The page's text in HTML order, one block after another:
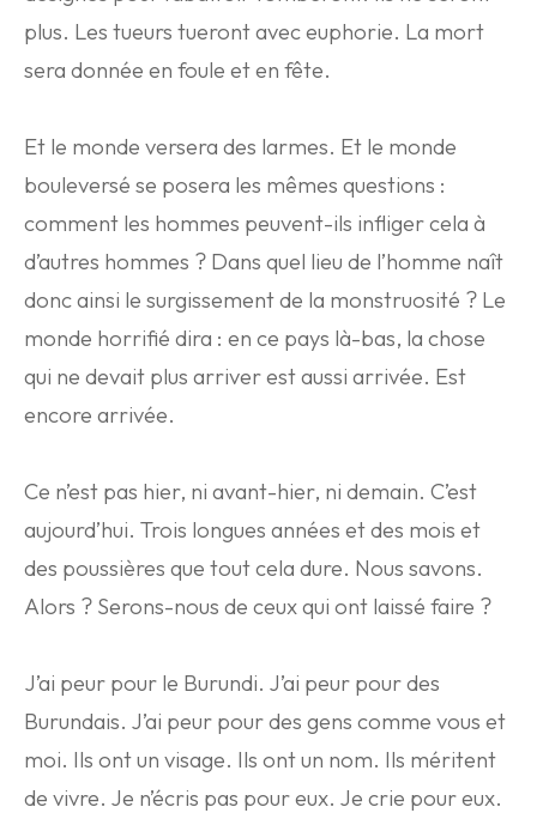
plus. Les tueurs tueront avec euphorie. La mort
sera donnée en foule et en fête.
Et le monde versera des larmes. Et le monde
bouleversé se posera les mêmes questions :
comment les hommes peuvent-ils infliger cela à
d’autres hommes ? Dans quel lieu de l’homme naît
donc ainsi le surgissement de la monstruosité ? Le
monde horrifié dira : en ce pays là-bas, la chose
qui ne devait plus arriver est aussi arrivée. Est
encore arrivée.
Ce n’est pas hier, ni avant-hier, ni demain. C’est
aujourd’hui. Trois longues années et des mois et
des poussières que tout cela dure. Nous savons.
Alors ? Serons-nous de ceux qui ont laissé faire ?
J’ai peur pour le Burundi. J’ai peur pour des
Burundais. J’ai peur pour des gens comme vous et
moi. Ils ont un visage. Ils ont un nom. Ils méritent
de vivre. Je n’écris pas pour eux. Je crie pour eux.